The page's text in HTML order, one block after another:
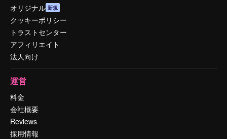
オリジナル 新規
クッキーポリシー
トラストセンター
アフィリエイト
法人向け
運営
料金
会社概要
Reviews
採用情報